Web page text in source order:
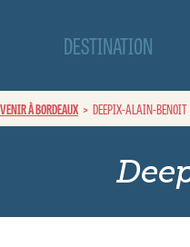
DESTINATION
À BORDEAUX DEEPIX-ALAIN-BENOIT